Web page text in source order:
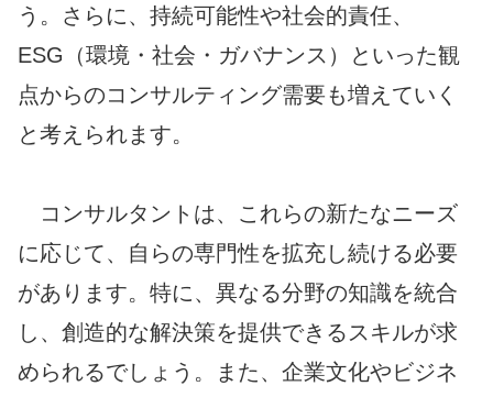
う。さらに、持続可能性や社会的責任、
ESG（環境・社会・ガバナンス）といった観
点からのコンサルティング需要も増えていく
と考えられます。
コンサルタントは、これらの新たなニーズ
に応じて、自らの専門性を拡充し続ける必要
があります。特に、異なる分野の知識を統合
し、創造的な解決策を提供できるスキルが求
められるでしょう。また、企業文化やビジネ